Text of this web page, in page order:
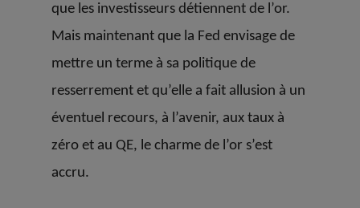
que les investisseurs détiennent de l’or.
Mais maintenant que la Fed envisage de
mettre un terme à sa politique de
resserrement et qu’elle a fait allusion à un
éventuel recours, à l’avenir, aux taux à
zéro et au QE, le charme de l’or s’est
accru.